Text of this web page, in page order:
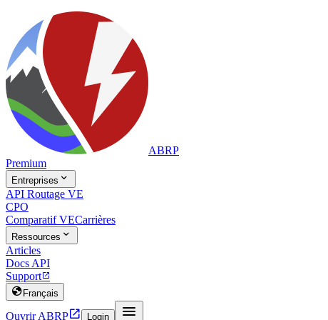
ABRP
Premium
Entreprises 
API Routage VE
CPO
Comparatif VECarrières
Ressources 
Articles
Docs API
Support
 Français
Ouvrir ABRP Login 